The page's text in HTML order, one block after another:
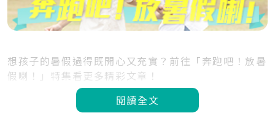
想孩子的暑假過得既開心又充實？前往「奔跑吧！放暑
假喇！」特集看更多精彩文章！
閱讀全文